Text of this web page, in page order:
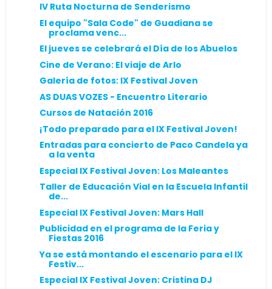
IV Ruta Nocturna de Senderismo
El equipo "Sala Code" de Guadiana se
proclama venc...
El jueves se celebrará el Día de los Abuelos
Cine de Verano: El viaje de Arlo
Galería de fotos: IX Festival Joven
AS DUAS VOZES - Encuentro Literario
Cursos de Natación 2016
¡Todo preparado para el IX Festival Joven!
Entradas para concierto de Paco Candela ya
a la venta
Especial IX Festival Joven: Los Maleantes
Taller de Educación Vial en la Escuela Infantil
de...
Especial IX Festival Joven: Mars Hall
Publicidad en el programa de la Feria y
Fiestas 2016
Ya se está montando el escenario para el IX
Festiv...
Especial IX Festival Joven: Cristina DJ